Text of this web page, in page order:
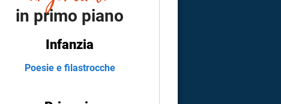
in primo piano
Infanzia
Poesie e filastrocche